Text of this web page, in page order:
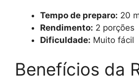
Tempo de preparo: 20
Rendimento: 2 porções
Dificuldade: Muito fácil
Benefícios da